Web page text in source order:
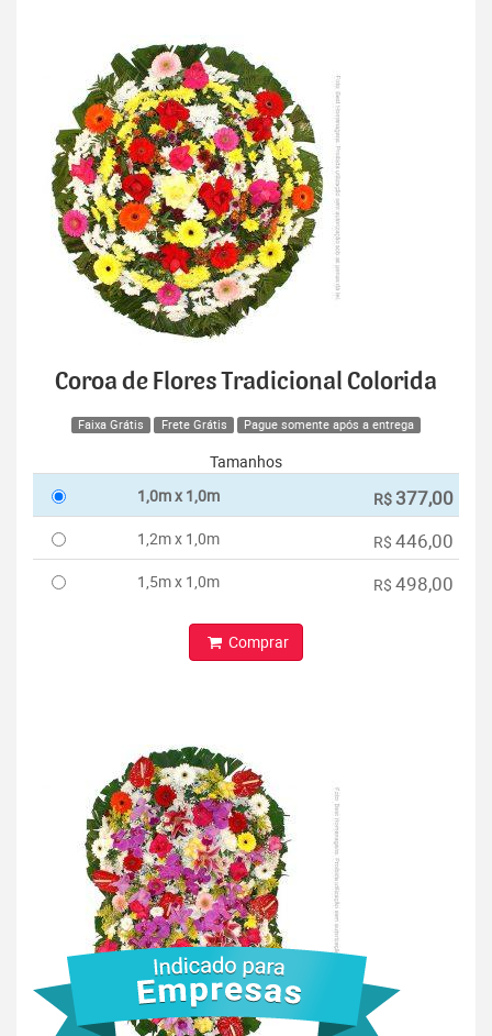
Coroa de Flores Tradicional Colorida
Faixa Grátis Frete Grátis Pague somente após a entrega
Tamanhos
1,0m x 1,0m
R$ 377,00
1,2m x 1,0m R$ 446,00
1,5m x 1,0m R$ 498,00
Comprar